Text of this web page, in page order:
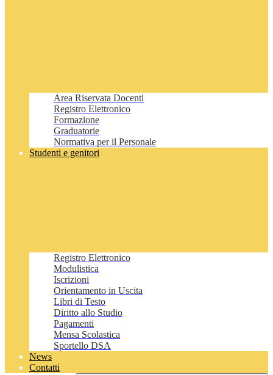
Area Riservata Docenti
Registro Elettronico
Formazione
Graduatorie
Normativa per il Personale
Studenti e genitori
Registro Elettronico
Modulistica
Iscrizioni
Orientamento in Uscita
Libri di Testo
Diritto allo Studio
Pagamenti
Mensa Scolastica
Sportello DSA
News
Contatti